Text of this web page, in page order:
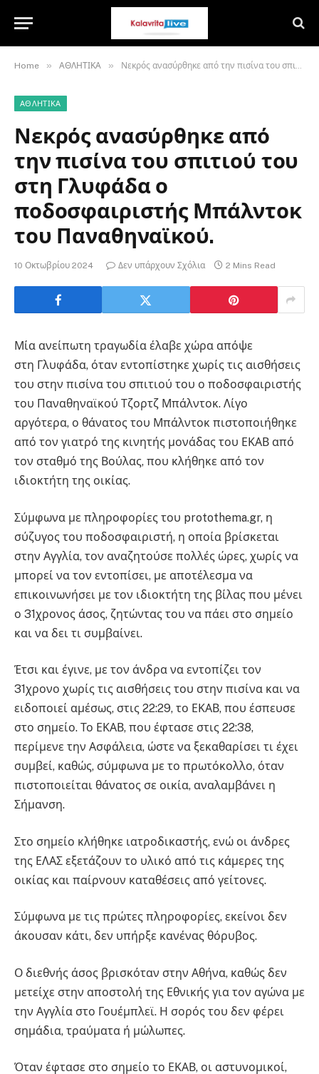
Home » ΑΘΛΗΤΙΚΑ » Νεκρός ανασύρθηκε από την πισίνα του σπιτιού του στη Γλυφάδα ο ποδοσφαιριστής Μπάλντοκ του Παναθηναϊκού.
ΑΘΛΗΤΙΚΑ
Νεκρός ανασύρθηκε από
την πισίνα του σπιτιού του
στη Γλυφάδα ο
ποδοσφαιριστής Μπάλντοκ
του Παναθηναϊκού.
10 Οκτωβρίου 2024 Δεν υπάρχουν Σχόλια 2 Mins Read
Μία ανείπωτη τραγωδία έλαβε χώρα απόψε
στη Γλυφάδα, όταν εντοπίστηκε χωρίς τις αισθήσεις
του στην πισίνα του σπιτιού του ο ποδοσφαιριστής
του Παναθηναϊκού Τζορτζ Μπάλντοκ. Λίγο
αργότερα, ο θάνατος του Μπάλντοκ πιστοποιήθηκε
από τον γιατρό της κινητής μονάδας του ΕΚΑΒ από
τον σταθμό της Βούλας, που κλήθηκε από τον
ιδιοκτήτη της οικίας.
Σύμφωνα με πληροφορίες του protothema.gr, η
σύζυγος του ποδοσφαιριστή, η οποία βρίσκεται
στην Αγγλία, τον αναζητούσε πολλές ώρες, χωρίς να
μπορεί να τον εντοπίσει, με αποτέλεσμα να
επικοινωνήσει με τον ιδιοκτήτη της βίλας που μένει
ο 31χρονος άσος, ζητώντας του να πάει στο σημείο
και να δει τι συμβαίνει.
Έτσι και έγινε, με τον άνδρα να εντοπίζει τον
31χρονο χωρίς τις αισθήσεις του στην πισίνα και να
ειδοποιεί αμέσως, στις 22:29, το ΕΚΑΒ, που έσπευσε
στο σημείο. Το ΕΚΑΒ, που έφτασε στις 22:38,
περίμενε την Ασφάλεια, ώστε να ξεκαθαρίσει τι έχει
συμβεί, καθώς, σύμφωνα με το πρωτόκολλο, όταν
πιστοποιείται θάνατος σε οικία, αναλαμβάνει η
Σήμανση.
Στο σημείο κλήθηκε ιατροδικαστής, ενώ οι άνδρες
της ΕΛΑΣ εξετάζουν το υλικό από τις κάμερες της
οικίας και παίρνουν καταθέσεις από γείτονες.
Σύμφωνα με τις πρώτες πληροφορίες, εκείνοι δεν
άκουσαν κάτι, δεν υπήρξε κανένας θόρυβος.
Ο διεθνής άσος βρισκόταν στην Αθήνα, καθώς δεν
μετείχε στην αποστολή της Εθνικής για τον αγώνα με
την Αγγλία στο Γουέμπλεϊ. Η σορός του δεν φέρει
σημάδια, τραύματα ή μώλωπες.
Όταν έφτασε στο σημείο το ΕΚΑΒ, οι αστυνομικοί,